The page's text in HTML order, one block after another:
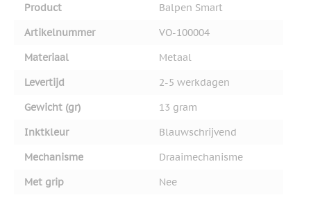
Product
Balpen Smart
Artikelnummer
VO-100004
Materiaal
Metaal
Levertijd
2-5 werkdagen
Gewicht (gr)
13 gram
Inktkleur
Blauwschrijvend
Mechanisme
Draaimechanisme
Met grip
Nee